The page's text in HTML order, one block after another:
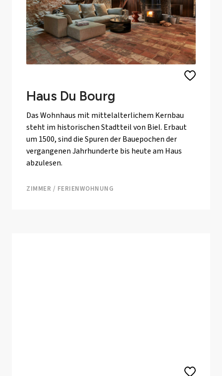
Haus Du Bourg
Das Wohnhaus mit mittelalterlichem Kernbau
steht im historischen Stadtteil von Biel. Erbaut
um 1500, sind die Spuren der Bauepochen der
vergangenen Jahrhunderte bis heute am Haus
abzulesen.
ZIMMER / FERIENWOHNUNG